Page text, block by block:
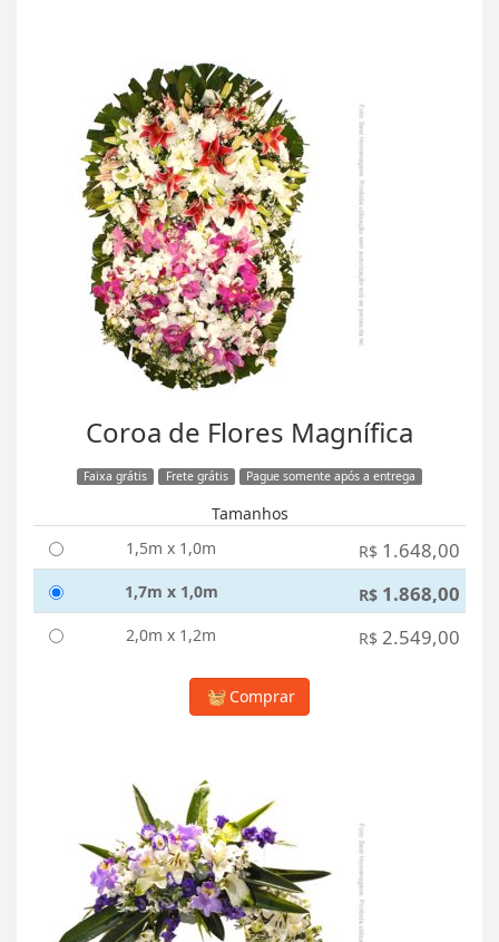
Coroa de Flores Magnífica
Faixa grátis Frete grátis Pague somente após a entrega
Tamanhos
1,5m x 1,0m
R$ 1.648,00
1,7m x 1,0m R$ 1.868,00
2,0m x 1,2m R$ 2.549,00
Comprar